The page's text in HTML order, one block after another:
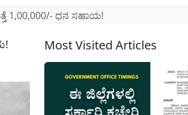
1,00,000/- ಧನ ಸಹಾಯ!
Most Visited Articles